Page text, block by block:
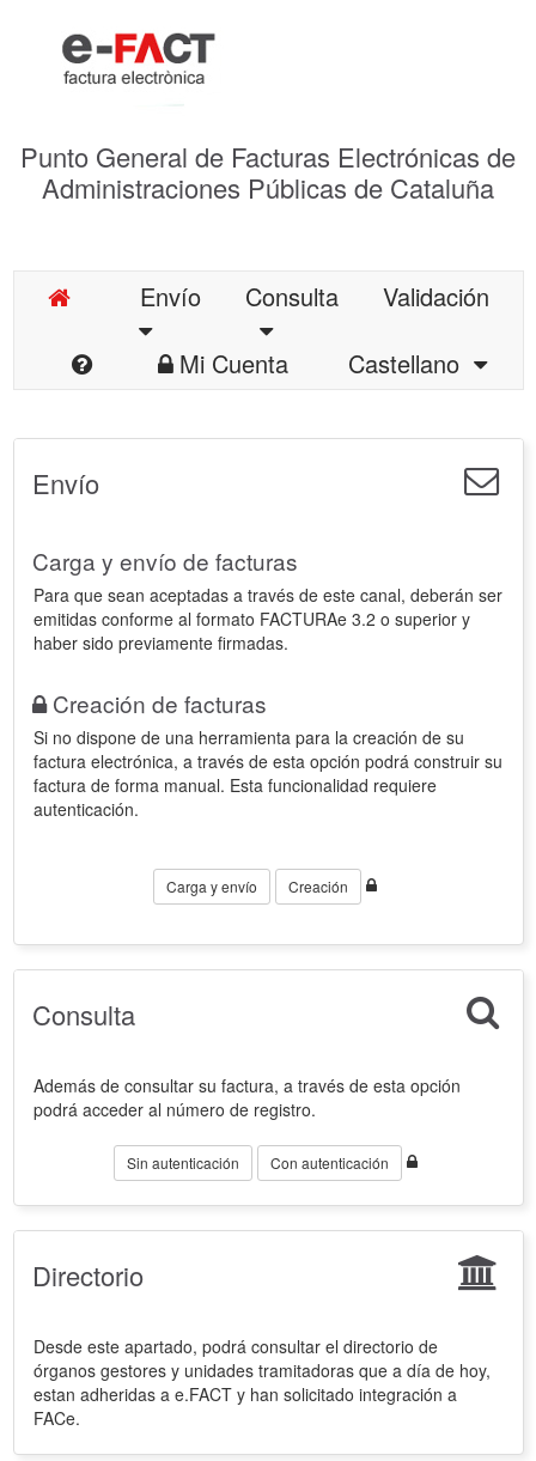
Punto General de Facturas Electrónicas de
Administraciones Públicas de Cataluña
Envío Consulta
Validación
Mi Cuenta
Castellano
Envío
Carga y envío de facturas
Para que sean aceptadas a través de este canal, deberán ser
emitidas conforme al formato FACTURAe 3.2 o superior y
haber sido previamente firmadas.
Creación de facturas
Si no dispone de una herramienta para la creación de su
factura electrónica, a través de esta opción podrá construir su
factura de forma manual. Esta funcionalidad requiere
autenticación.
Carga y envío Creación
Consulta
Además de consultar su factura, a través de esta opción
podrá acceder al número de registro.
Sin autenticación Con autenticación
Directorio
Desde este apartado, podrá consultar el directorio de
órganos gestores y unidades tramitadoras que a día de hoy,
estan adheridas a e.FACT y han solicitado integración a
FACe.